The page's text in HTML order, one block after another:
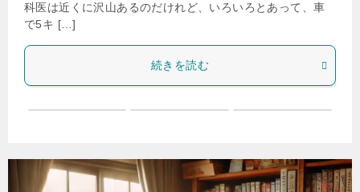
科医は近くに沢山あるのだけれど、いろいろとあって、車
で5キ […]
続きを読む